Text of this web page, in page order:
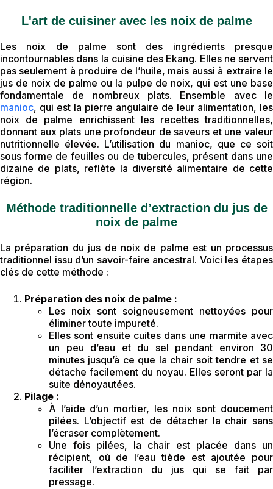
L'art de cuisiner avec les noix de palme
Les noix de palme sont des ingrédients presque
incontournables dans la cuisine des Ekang. Elles ne servent
pas seulement à produire de l’huile, mais aussi à extraire le
jus de noix de palme ou la pulpe de noix, qui est une base
fondamentale de nombreux plats. Ensemble avec le
manioc, qui est la pierre angulaire de leur alimentation, les
noix de palme enrichissent les recettes traditionnelles,
donnant aux plats une profondeur de saveurs et une valeur
nutritionnelle élevée. L’utilisation du manioc, que ce soit
sous forme de feuilles ou de tubercules, présent dans une
dizaine de plats, reflète la diversité alimentaire de cette
région.
Méthode traditionnelle d’extraction du jus de
noix de palme
La préparation du jus de noix de palme est un processus
traditionnel issu d’un savoir-faire ancestral. Voici les étapes
clés de cette méthode :
Préparation des noix de palme :
Les noix sont soigneusement nettoyées pour
éliminer toute impureté.
Elles sont ensuite cuites dans une marmite avec
un peu d’eau et du sel pendant environ 30
minutes jusqu’à ce que la chair soit tendre et se
détache facilement du noyau. Elles seront par la
suite dénoyautées.
Pilage :
À l’aide d’un mortier, les noix sont doucement
pilées. L’objectif est de détacher la chair sans
l’écraser complètement.
Une fois pilées, la chair est placée dans un
récipient, où de l’eau tiède est ajoutée pour
faciliter l’extraction du jus qui se fait par
pressage.